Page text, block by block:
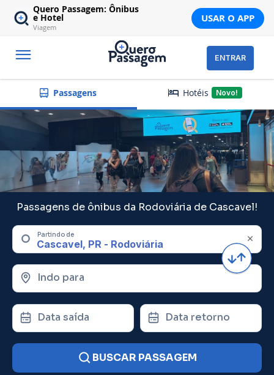
Quero Passagem: Ônibus
e Hotel
Viagem
USAR O APP
ENTRAR
Passagens Hotéis Novo!
Passagens de ônibus da Rodoviária de Cascavel!
Partindo de
Indo para
Data saída Data retorno
BUSCAR PASSAGEM